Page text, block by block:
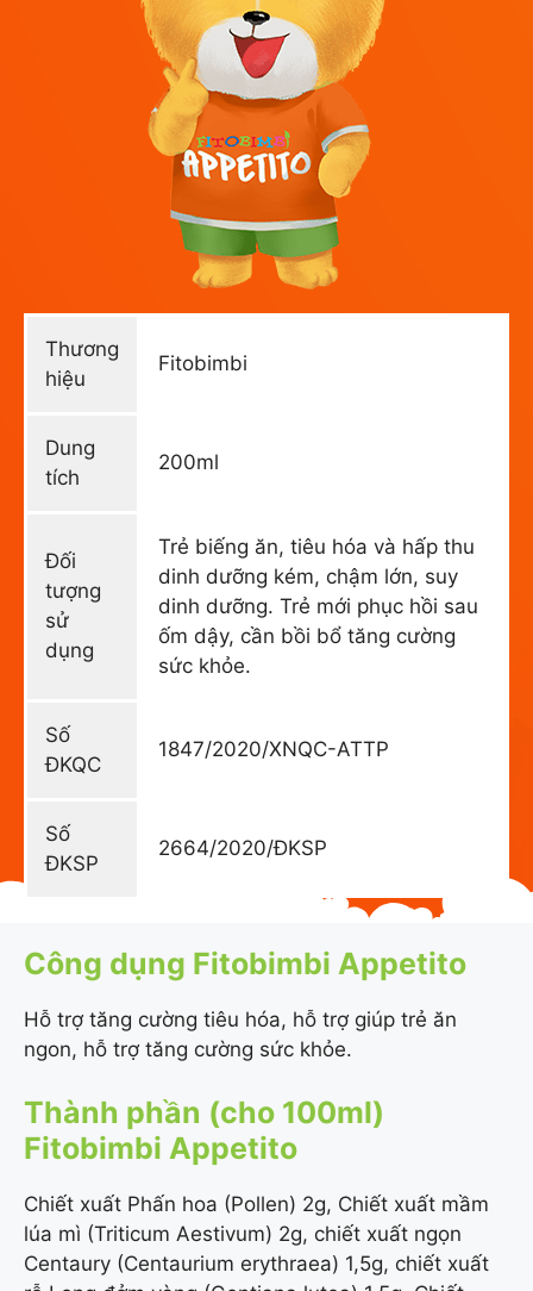
Thương
hiệu
Fitobimbi
Dung
tích
200ml
Đối
tượng
sử
dụng
Trẻ biếng ăn, tiêu hóa và hấp thu
dinh dưỡng kém, chậm lớn, suy
dinh dưỡng. Trẻ mới phục hồi sau
ốm dậy, cần bồi bổ tăng cường
sức khỏe.
Số
ĐKQC
1847/2020/XNQC-ATTP
Số
ĐKSP
2664/2020/ĐKSP
Công dụng Fitobimbi Appetito
Hỗ trợ tăng cường tiêu hóa, hỗ trợ giúp trẻ ăn
ngon, hỗ trợ tăng cường sức khỏe.
Thành phần (cho 100ml)
Fitobimbi Appetito
Chiết xuất Phấn hoa (Pollen) 2g, Chiết xuất mầm
lúa mì (Triticum Aestivum) 2g, chiết xuất ngọn
Centaury (Centaurium erythraea) 1,5g, chiết xuất